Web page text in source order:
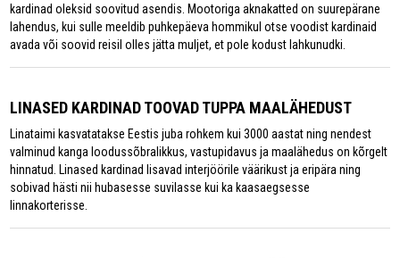
kardinad oleksid soovitud asendis. Mootoriga aknakatted on suurepärane
lahendus, kui sulle meeldib puhkepäeva hommikul otse voodist kardinaid
avada või soovid reisil olles jätta muljet, et pole kodust lahkunudki.
LINASED KARDINAD TOOVAD TUPPA MAALÄHEDUST
Linataimi kasvatatakse Eestis juba rohkem kui 3000 aastat ning nendest
valminud kanga loodussõbralikkus, vastupidavus ja maalähedus on kõrgelt
hinnatud. Linased kardinad lisavad interjöörile väärikust ja eripära ning
sobivad hästi nii hubasesse suvilasse kui ka kaasaegsesse
linnakorterisse.